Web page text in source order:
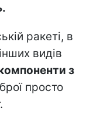
ракеті, в
видів
з
просто